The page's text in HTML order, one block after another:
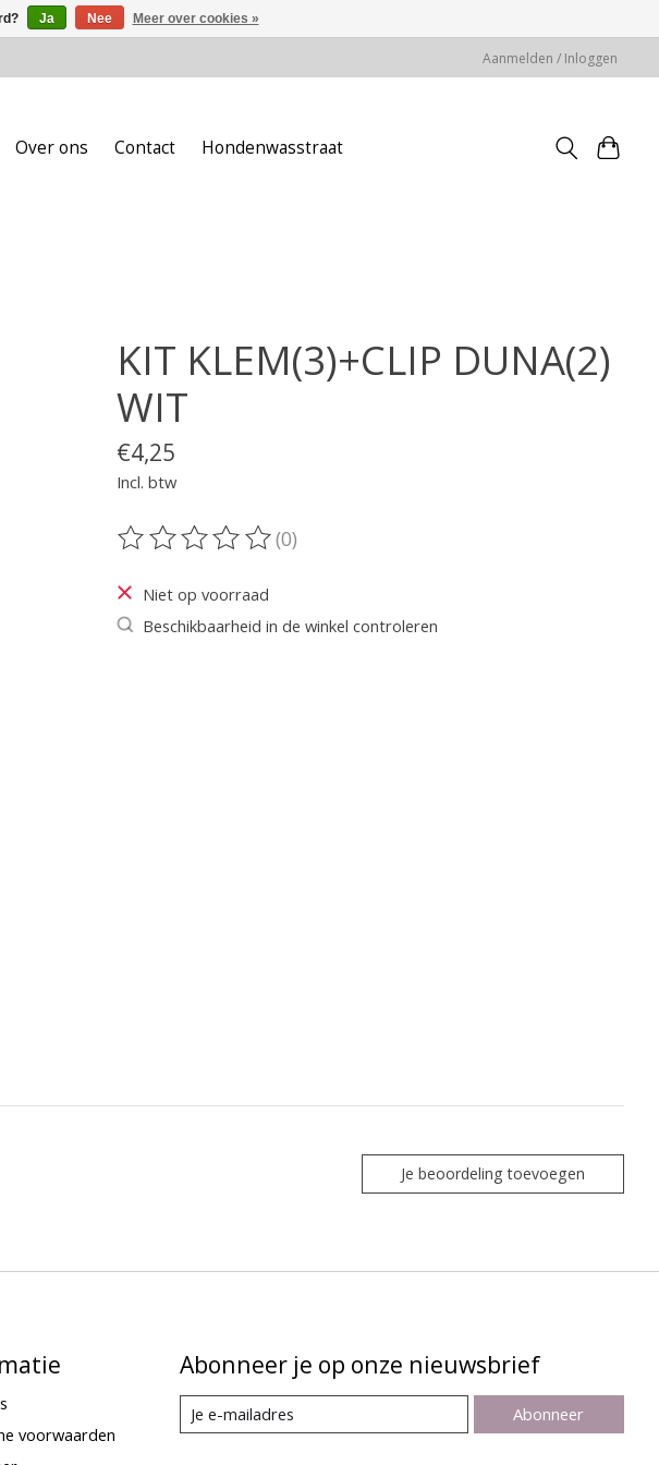
Aanmelden / Inloggen
Over ons Contact Hondenwasstraat
KIT KLEM(3)+CLIP DUNA(2)
WIT
€4,25
Incl. btw
De beoordeling van dit product is
(0)
Niet op voorraad
Beschikbaarheid in de winkel controleren
Je beoordeling toevoegen
voorwaarden
Abonneer je op onze nieuwsbrief
Abonneer
Ja Nee Meer over cookies »